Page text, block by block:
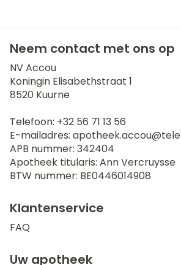
Neem contact met ons op
NV Accou
Koningin Elisabethstraat 1
8520 Kuurne
Telefoon: +32 56 71 13 56
E-mailadres: apotheek.accou@
APB nummer: 342404
Apotheek titularis: Ann Vercruysse
BTW nummer: BE0446014908
Klantenservice
FAQ
Uw apotheek